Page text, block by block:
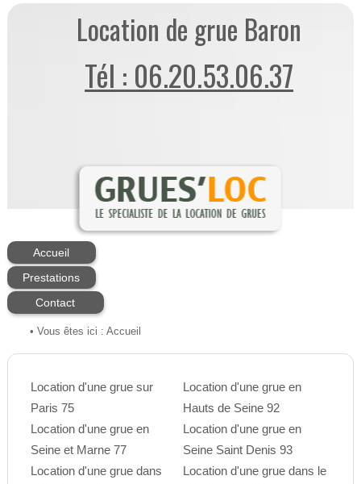
Location de grue Baron
Tél : 06.20.53.06.37
Accueil
Prestations
Contact
• Vous êtes ici : Accueil
Location d'une grue sur
Paris 75
Location d'une grue en
Seine et Marne 77
Location d'une grue dans
Location d'une grue en
Hauts de Seine 92
Location d'une grue en
Seine Saint Denis 93
Location d'une grue dans le